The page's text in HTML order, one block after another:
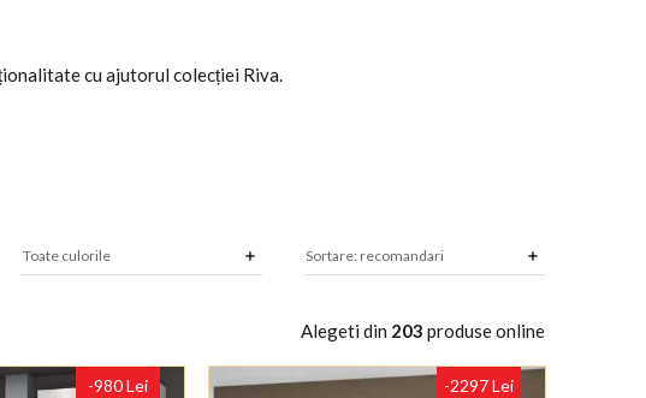
cu ajutorul colecției Riva.
Alegeti din 203 produse online
-980 Lei -2297 Lei